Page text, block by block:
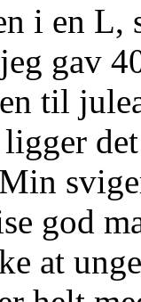
i en
gav
til
god
at